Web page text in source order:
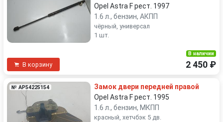
Opel Astra F рест. 1997
1.6 л., бензин, АКПП
чёрный, универсал
1 шт.
В корзину
В наличии
2 450 ₽
№ AP54225154
Замок двери передней правой
Opel Astra F рест. 1995
1.6 л., бензин, МКПП
красный, хетчбэк 5 дв.